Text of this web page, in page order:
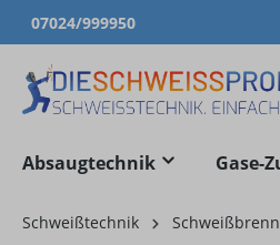
Zur Hauptnavigation
07024/999950
Absaugtechnik Gase-
Schweißtechnik